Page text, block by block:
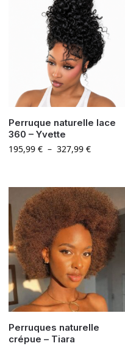
Perruque naturelle lace
360 – Yvette
195,99 € – 327,99 €
Perruques naturelle
crépue – Tiara